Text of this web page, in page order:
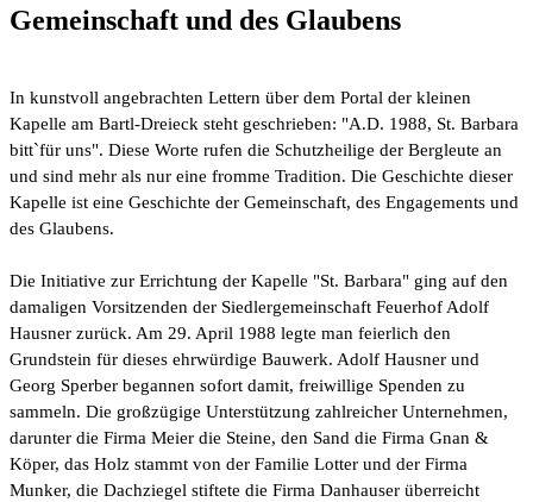
Gemeinschaft und des Glaubens
In kunstvoll angebrachten Lettern über dem Portal der kleinen
Kapelle am Bartl-Dreieck steht geschrieben: "A.D. 1988, St. Barbara
bitt`für uns". Diese Worte rufen die Schutzheilige der Bergleute an
und sind mehr als nur eine fromme Tradition. Die Geschichte dieser
Kapelle ist eine Geschichte der Gemeinschaft, des Engagements und
des Glaubens.
Die Initiative zur Errichtung der Kapelle "St. Barbara" ging auf den
damaligen Vorsitzenden der Siedlergemeinschaft Feuerhof Adolf
Hausner zurück. Am 29. April 1988 legte man feierlich den
Grundstein für dieses ehrwürdige Bauwerk. Adolf Hausner und
Georg Sperber begannen sofort damit, freiwillige Spenden zu
sammeln. Die großzügige Unterstützung zahlreicher Unternehmen,
darunter die Firma Meier die Steine, den Sand die Firma Gnan &
Köper, das Holz stammt von der Familie Lotter und der Firma
Munker, die Dachziegel stiftete die Firma Danhauser überreicht